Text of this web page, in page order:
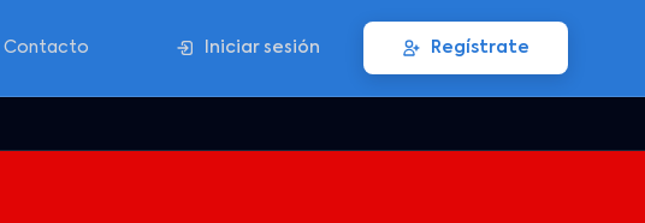
Contacto Iniciar sesión Regístrate